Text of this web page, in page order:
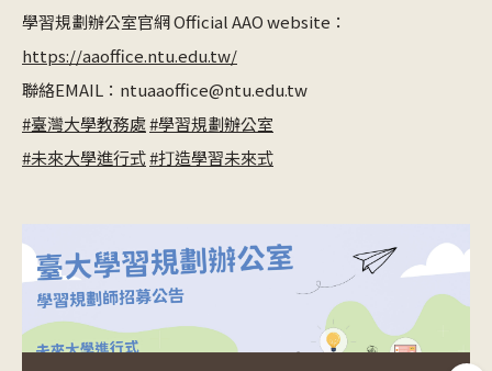
學習規劃辦公室官網 Official AAO website：
https://aaoffice.ntu.edu.tw/
聯絡EMAIL：ntuaaoffice@ntu.edu.tw
#臺灣大學教務處#學習規劃辦公室
#未來大學進行式#打造學習未來式